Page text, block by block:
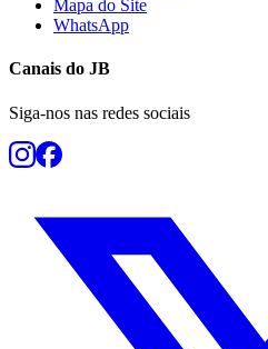
Botafogo
Mapa do Site
WhatsApp
Canais do JB
Siga-nos nas redes sociais